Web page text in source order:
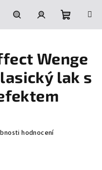
HledatPřihlášeníNákupní
košík
Wenge
lak s
hodnocení